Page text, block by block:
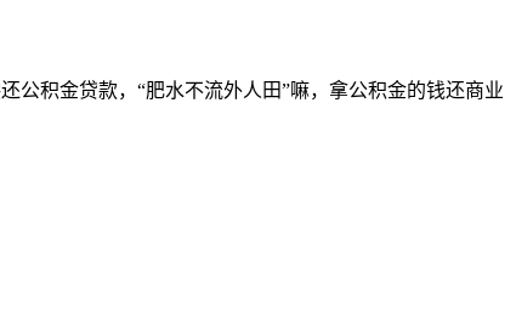
公积金贷款，“肥水不流外人田”嘛，拿公积金的钱还商业